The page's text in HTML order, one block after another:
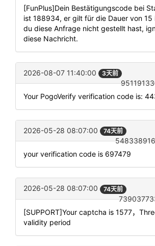
[FunPlus]Dein Bestätigungscode bei
ist 188934, er gilt für die Dauer von 15
du diese Anfrage nicht gestellt hast,
diese Nachricht.
2026-08-07 11:40:00 3天前
Your PogoVerify verification code is:
2026-05-28 08:07:00 74天前
your verification code is 697479
2026-05-28 08:07:00 74天前
[SUPPORT]Your captcha is 1577，
validity period